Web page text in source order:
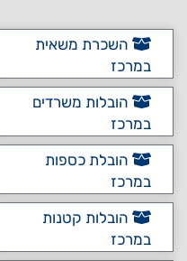
השכרת משאית
במרכז
הובלות משרדים
במרכז
הובלת כספות
במרכז
הובלות קטנות
במרכז